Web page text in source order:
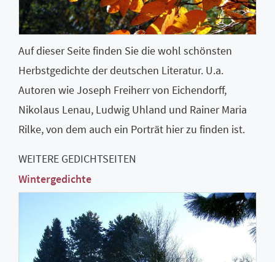
Auf dieser Seite finden Sie die wohl schönsten
Herbstgedichte der deutschen Literatur. U.a.
Autoren wie Joseph Freiherr von Eichendorff,
Nikolaus Lenau, Ludwig Uhland und Rainer Maria
Rilke, von dem auch ein Porträt hier zu finden ist.
WEITERE GEDICHTSEITEN
Wintergedichte